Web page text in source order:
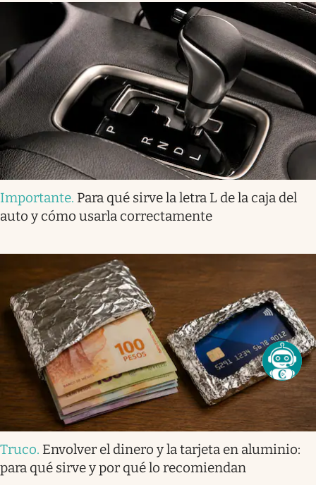
Importante. Para qué sirve la letra L de la caja del
auto y cómo usarla correctamente
Truco. Envolver el dinero y la tarjeta en aluminio:
para qué sirve y por qué lo recomiendan